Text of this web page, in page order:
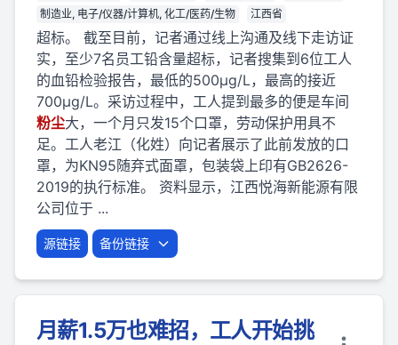
制造业, 电子/仪器/计算机, 化工/医药/生物
江西省
超标。 截至目前，记者通过线上沟通及线下走访证
实，至少7名员工铅含量超标，记者搜集到6位工人
的血铅检验报告，最低的500μg/L，最高的接近
700μg/L。采访过程中，工人提到最多的便是车间
粉尘大，一个月只发15个口罩，劳动保护用具不
足。工人老江（化姓）向记者展示了此前发放的口
罩，为KN95随弃式面罩，包装袋上印有GB2626-
2019的执行标准。 资料显示，江西悦海新能源有限
公司位于 ...
源链接 备份链接
月薪1.5万也难招，工人开始挑